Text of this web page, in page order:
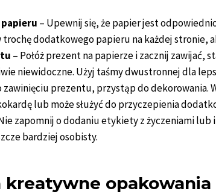
– Upewnij się, że papier jest
dodatkowego papieru na każdej stronie,
– Połóż prezent na papierze i zacznij zawijać,
niewidoczne. Użyj taśmy dwustronnej dla
zawinięciu prezentu, przystąp do dekorowania.
lub może służyć do przyczepienia
zapomnij o dodaniu etykiety z życzeniami lub
bardziej osobisty.
kreatywne opakowania